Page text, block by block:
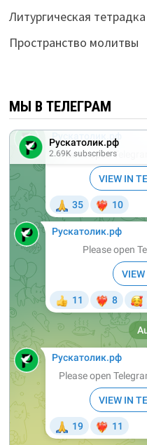
Литургическая тетрадка
Пространство молитвы
МЫ В ТЕЛЕГРАМ